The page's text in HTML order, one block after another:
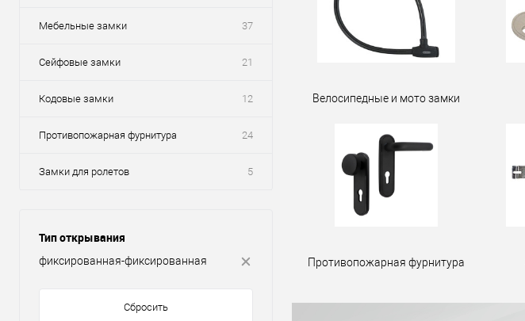
Мебельные замки 37
Сейфовые замки 21
Кодовые замки 12
Противопожарная фурнитура 24
Замки для ролетов 5
Тип открывания
фиксированная-фиксированная
Сбросить
Велосипедные и мото замки
Противопожарная фурнитура